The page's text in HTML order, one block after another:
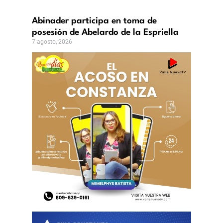
Abinader participa en toma de
posesión de Abelardo de la Espriella
7 agosto, 2026